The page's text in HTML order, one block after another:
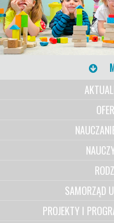
SAMORZĄD
PROJEKTY I